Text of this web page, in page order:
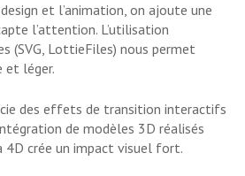
et l’animation, on ajoute une
l’attention. L’utilisation
(SVG, LottieFiles) nous permet
et léger.
des effets de transition interactifs
de modèles 3D réalisés
4D crée un impact visuel fort.